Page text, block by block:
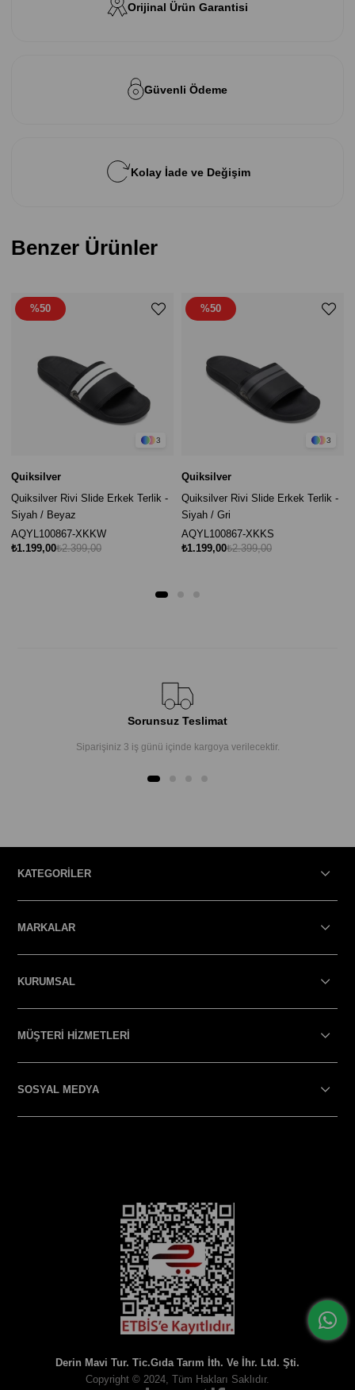
Orijinal Ürün Garantisi
Güvenli Ödeme
Kolay İade ve Değişim
Benzer Ürünler
3
Quiksilver
Quiksilver Rivi Slide Erkek Terlik -
Siyah / Beyaz
AQYL100867-XKKW
₺1.199,00₺2.399,00
%50
3
Quiksilver
Quiksilver Rivi Slide Erkek Terlik -
Siyah / Gri
AQYL100867-XKKS
₺1.199,00₺2.399,00
%50
Sorunsuz Teslimat
Siparişiniz 3 iş günü içinde kargoya verilecektir.
KATEGORİLER
MARKALAR
KURUMSAL
MÜŞTERİ HİZMETLERİ
SOSYAL MEDYA
Derin Mavi Tur. Tic.Gıda Tarım İth. Ve İhr. Ltd. Şti.
Copyright © 2024, Tüm Hakları Saklıdır.